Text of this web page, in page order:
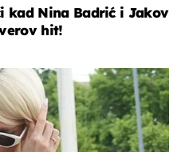
kad Nina Badrić i Jakov
hit!